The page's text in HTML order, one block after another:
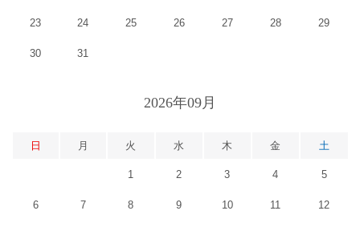
23 24 25 26 27 28 29
30 31
2026年09月
日 月 火 水 木 金 土
1 2 3 4 5
6 7 8 9 10 11 12